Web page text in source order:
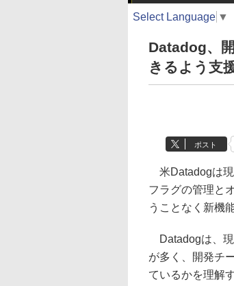
Select Language ▼
Datadog、
きるよう支
ポスト
米Datadogは現
フラグの管理と
うことなく新機
Datadogは、現
が多く、開発チ
ているかを理解